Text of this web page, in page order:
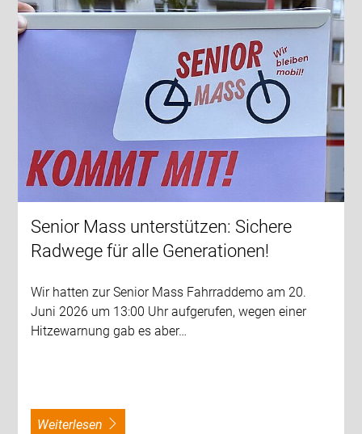
Senior Mass unterstützen: Sichere
Radwege für alle Generationen!
Wir hatten zur Senior Mass Fahrraddemo am 20.
Juni 2026 um 13:00 Uhr aufgerufen, wegen einer
Hitzewarnung gab es aber…
weiterlesen